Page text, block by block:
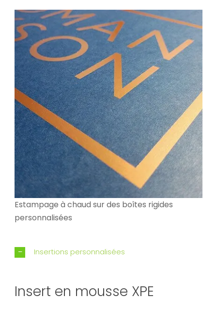
Estampage à chaud sur des boîtes rigides
personnalisées
Insertions personnalisées
Insert en mousse XPE